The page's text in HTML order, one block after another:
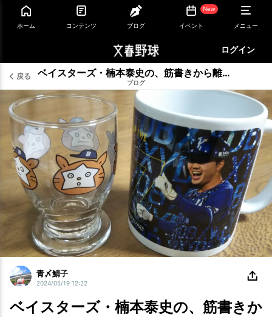
ホーム コンテンツ ブログ
New
イベント メニュー
ログイン
戻る ベイスターズ・楠本泰史の、筋書きから離れた「わからない」唯一無二の未来
ブログ
青〆鯖子
2024/05/19 12:22
ベイスターズ・楠本泰史の、筋書きか